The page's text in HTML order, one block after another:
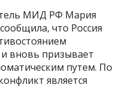
МИД РФ Мария
что Россия
вновь призывает
путем. По
является